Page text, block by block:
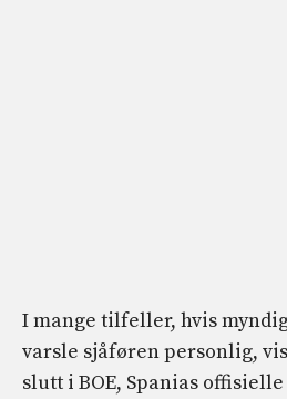
I mange tilfeller, hvis
varsle sjåføren personlig,
slutt i BOE, Spanias